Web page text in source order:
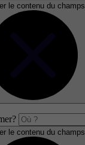
le contenu du champs
le contenu du champs